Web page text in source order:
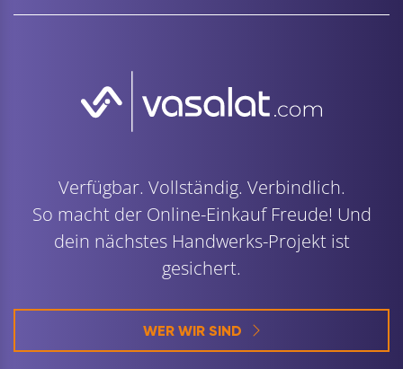
Verfügbar. Vollständig. Verbindlich.
So macht der Online-Einkauf Freude! Und
dein nächstes Handwerks-Projekt ist
gesichert.
WER WIR SIND